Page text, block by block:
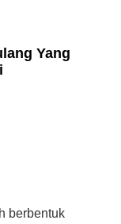
Yang
berbentuk